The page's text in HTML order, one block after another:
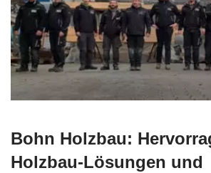
Bohn Holzbau:
Holzbau-Lösungen und